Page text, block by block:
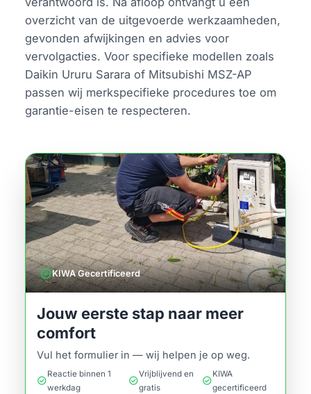
overzicht van de uitgevoerde werkzaamheden,
gevonden afwijkingen en advies voor
vervolgacties. Voor specifieke modellen zoals
Daikin Ururu Sarara of Mitsubishi MSZ-AP
passen wij merkspecifieke procedures toe om
garantie-eisen te respecteren.
verifiedKIWA Gecertificeerd
Jouw eerste stap naar meer
comfort
Vul het formulier in — wij helpen je op weg.
check_circle
Reactie binnen 1
werkdag
check_circle
Vrijblijvend en
gratis
check_circle
KIWA
gecertificeerd